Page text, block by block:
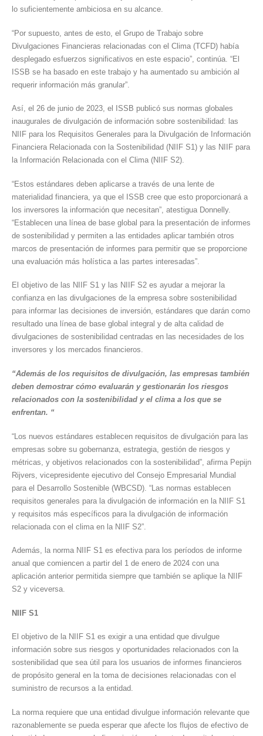
lo suficientemente ambiciosa en su alcance.
“Por supuesto, antes de esto, el Grupo de Trabajo sobre
Divulgaciones Financieras relacionadas con el Clima (TCFD) había
desplegado esfuerzos significativos en este espacio”, continúa. “El
ISSB se ha basado en este trabajo y ha aumentado su ambición al
requerir información más granular”.
Así, el 26 de junio de 2023, el ISSB publicó sus normas globales
inaugurales de divulgación de información sobre sostenibilidad: las
NIIF para los Requisitos Generales para la Divulgación de Información
Financiera Relacionada con la Sostenibilidad (NIIF S1) y las NIIF para
la Información Relacionada con el Clima (NIIF S2).
“Estos estándares deben aplicarse a través de una lente de
materialidad financiera, ya que el ISSB cree que esto proporcionará a
los inversores la información que necesitan”, atestigua Donnelly.
“Establecen una línea de base global para la presentación de informes
de sostenibilidad y permiten a las entidades aplicar también otros
marcos de presentación de informes para permitir que se proporcione
una evaluación más holística a las partes interesadas”.
El objetivo de las NIIF S1 y las NIIF S2 es ayudar a mejorar la
confianza en las divulgaciones de la empresa sobre sostenibilidad
para informar las decisiones de inversión, estándares que darán como
resultado una línea de base global integral y de alta calidad de
divulgaciones de sostenibilidad centradas en las necesidades de los
inversores y los mercados financieros.
“Además de los requisitos de divulgación, las empresas también
deben demostrar cómo evaluarán y gestionarán los riesgos
relacionados con la sostenibilidad y el clima a los que se
enfrentan. “
“Los nuevos estándares establecen requisitos de divulgación para las
empresas sobre su gobernanza, estrategia, gestión de riesgos y
métricas, y objetivos relacionados con la sostenibilidad”, afirma Pepijn
Rijvers, vicepresidente ejecutivo del Consejo Empresarial Mundial
para el Desarrollo Sostenible (WBCSD). “Las normas establecen
requisitos generales para la divulgación de información en la NIIF S1
y requisitos más específicos para la divulgación de información
relacionada con el clima en la NIIF S2”.
Además, la norma NIIF S1 es efectiva para los períodos de informe
anual que comiencen a partir del 1 de enero de 2024 con una
aplicación anterior permitida siempre que también se aplique la NIIF
S2 y viceversa.
NIIF S1
El objetivo de la NIIF S1 es exigir a una entidad que divulgue
información sobre sus riesgos y oportunidades relacionados con la
sostenibilidad que sea útil para los usuarios de informes financieros
de propósito general en la toma de decisiones relacionadas con el
suministro de recursos a la entidad.
La norma requiere que una entidad divulgue información relevante que
razonablemente se pueda esperar que afecte los flujos de efectivo de